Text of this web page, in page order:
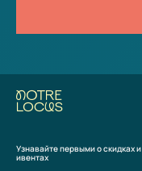
Узнавайте первыми о скидках и
ивентах